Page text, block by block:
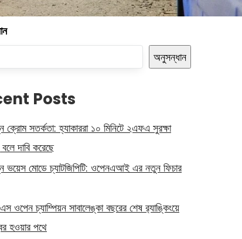
অনুসন্ধান
Posts
ক্রোম সতর্কতা: হ্যাকাররা ১০ মিনিটে ২এফএ সুরক্ষা
দাবি করেছে
ভয়েস মোডে চ্যাটজিপিটি: ওপেনএআই এর নতুন ফিচার
ওপেন চ্যাম্পিয়ন সাবালেঙ্কা বছরের শেষ র‍্যাঙ্কিংয়ে
হওয়ার পথে